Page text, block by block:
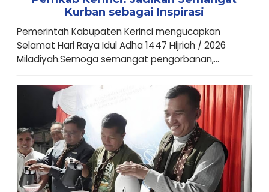
Kurban sebagai Inspirasi
Pemerintah Kabupaten Kerinci mengucapkan
Selamat Hari Raya Idul Adha 1447 Hijriah / 2026
Miladiyah.Semoga semangat pengorbanan,...